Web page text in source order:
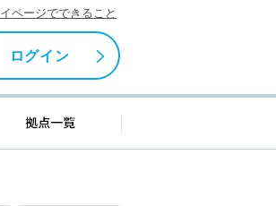
ページでできること
ログイン
リアアドバイザー紹介 拠点一覧